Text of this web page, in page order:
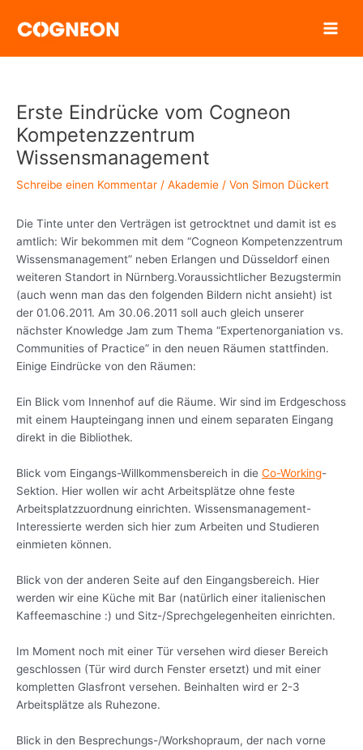
Inhalt
Erste Eindrücke vom Cogneon
Kompetenzzentrum
Wissensmanagement
Schreibe einen Kommentar / Akademie / Von Simon Dückert
Die Tinte unter den Verträgen ist getrocktnet und damit ist es
amtlich: Wir bekommen mit dem “Cogneon Kompetenzzentrum
Wissensmanagement” neben Erlangen und Düsseldorf einen
weiteren Standort in Nürnberg.Voraussichtlicher Bezugstermin
(auch wenn man das den folgenden Bildern nicht ansieht) ist
der 01.06.2011. Am 30.06.2011 soll auch gleich unserer
nächster Knowledge Jam zum Thema “Expertenorganiation vs.
Communities of Practice” in den neuen Räumen stattfinden.
Einige Eindrücke von den Räumen:
Ein Blick vom Innenhof auf die Räume. Wir sind im Erdgeschoss
mit einem Haupteingang innen und einem separaten Eingang
direkt in die Bibliothek.
Blick vom Eingangs-Willkommensbereich in die Co-Working-
Sektion. Hier wollen wir acht Arbeitsplätze ohne feste
Arbeitsplatzzuordnung einrichten. Wissensmanagement-
Interessierte werden sich hier zum Arbeiten und Studieren
einmieten können.
Blick von der anderen Seite auf den Eingangsbereich. Hier
werden wir eine Küche mit Bar (natürlich einer italienischen
Kaffeemaschine :) und Sitz-/Sprechgelegenheiten einrichten.
Im Moment noch mit einer Tür versehen wird dieser Bereich
geschlossen (Tür wird durch Fenster ersetzt) und mit einer
kompletten Glasfront versehen. Beinhalten wird er 2-3
Arbeitsplätze als Ruhezone.
Blick in den Besprechungs-/Workshopraum, der nach vorne